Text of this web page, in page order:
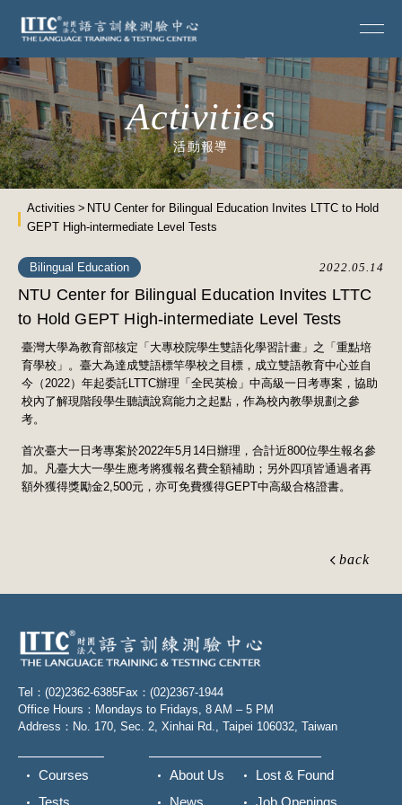
Activities
活動報導
Activities
NTU Center for Bilingual Education Invites LTTC to Hold
GEPT High-intermediate Level Tests
Bilingual Education 2022.05.14
NTU Center for Bilingual Education Invites LTTC
to Hold GEPT High-intermediate Level Tests
臺灣大學為教育部核定「大專校院學生雙語化學習計畫」之「重點培
育學校」。臺大為達成雙語標竿學校之目標，成立雙語教育中心並自
今（2022）年起委託LTTC辦理「全民英檢」中高級一日考專案，協助
校內了解現階段學生聽讀說寫能力之起點，作為校內教學規劃之參
考。
首次臺大一日考專案於2022年5月14日辦理，合計近800位學生報名參
加。凡臺大大一學生應考將獲報名費全額補助；另外四項皆通過者再
額外獲得獎勵金2,500元，亦可免費獲得GEPT中高級合格證書。
back
Tel：(02)2362-6385Fax：(02)2367-1944
Office Hours：Mondays to Fridays, 8 AM – 5 PM
Address：No. 170, Sec. 2, Xinhai Rd., Taipei 106032, Taiwan
Courses
Tests
About Us
News
Lost & Found
Job Openings